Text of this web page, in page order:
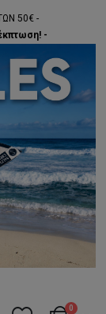
50€ -
-
0